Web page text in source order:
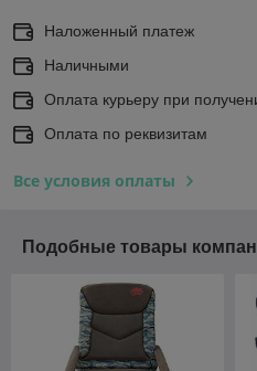
Наложенный платеж
Наличными
Оплата курьеру при
Оплата по реквизитам
Все условия оплаты
Подобные товары